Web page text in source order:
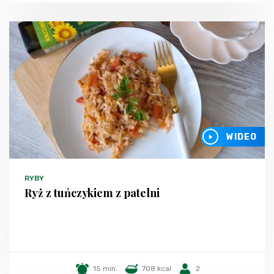
WIDEO
RYBY
Ryż z tuńczykiem z patelni
15 min. 708 kcal 2